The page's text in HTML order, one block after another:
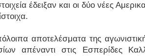
έδειξαν και οι δύο νέες
αποτελέσματα της
απέναντι στις Εσπερίδες